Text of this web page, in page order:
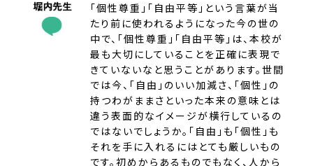
「個性尊重」「自由平等」という言葉が当
たり前に使われるようになった今の世の
中で、「個性尊重」「自由平等」は、本校が
最も大切にしていることを正確に表現で
きていないなと思うことがあります。世間
では今、「自由」のいい加減さ、「個性」の
持つわがままさといった本来の意味とは
違う表面的なイメージが横行しているの
ではないでしょうか。「自由」も「個性」も
それを手に入れるにはとても厳しいもの
です。初めからあるものでもなく、人から